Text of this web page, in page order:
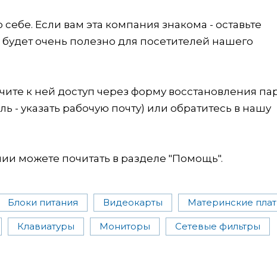
Если вам эта компания знакома - оставьте
будет очень полезно для посетителей нашего
к ней доступ через форму восстановления
- указать рабочую почту) или обратитесь в нашу
можете почитать в разделе "Помощь".
Блоки питания Видеокарты Материнские
Клавиатуры Мониторы Сетевые фильтры